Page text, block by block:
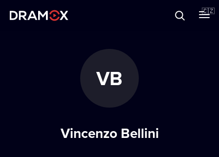
🇨🇿
VB
Vincenzo Bellini